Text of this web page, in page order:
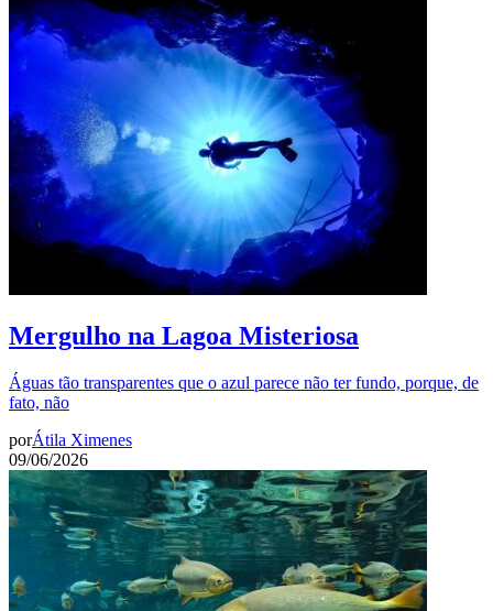
Mergulho na Lagoa Misteriosa
Águas tão transparentes que o azul parece não ter fundo, porque, de
fato, não
porÁtila Ximenes
09/06/2026